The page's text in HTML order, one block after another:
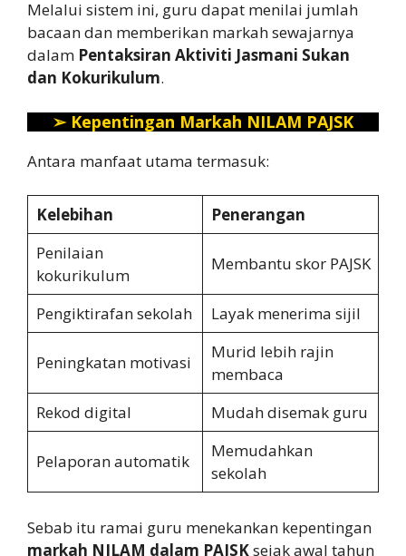
Melalui sistem ini, guru dapat menilai jumlah
bacaan dan memberikan markah sewajarnya
dalam Pentaksiran Aktiviti Jasmani Sukan
dan Kokurikulum.
➢ Kepentingan Markah NILAM PAJSK
Antara manfaat utama termasuk:
Kelebihan
Penerangan
Penilaian
kokurikulum
Membantu skor PAJSK
Pengiktirafan sekolah Layak menerima sijil
Peningkatan motivasi
Murid lebih rajin
membaca
Rekod digital
Mudah disemak guru
Pelaporan automatik
Memudahkan
sekolah
Sebab itu ramai guru menekankan kepentingan
markah NILAM dalam PAJSKsejak awal tahun